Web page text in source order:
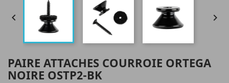
 
PAIRE ATTACHES COURROIE ORTEGA
NOIRE OSTP2-BK